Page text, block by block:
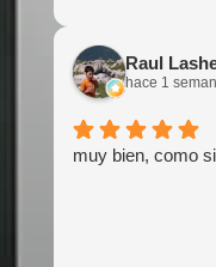
Raul
hace 1
muy bien, como